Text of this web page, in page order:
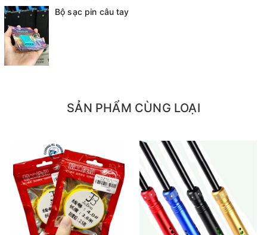
Bộ sạc pin câu tay
SẢN PHẨM CÙNG LOẠI